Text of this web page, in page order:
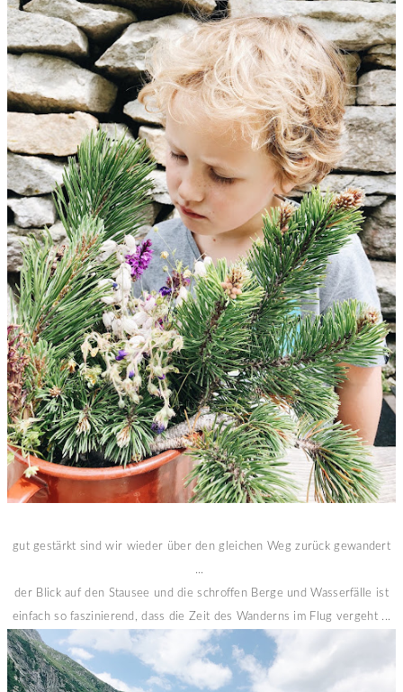
gut gestärkt sind wir wieder über den gleichen Weg zurück gewandert
...
der Blick auf den Stausee und die schroffen Berge und Wasserfälle ist
einfach so faszinierend, dass die Zeit des Wanderns im Flug vergeht ...